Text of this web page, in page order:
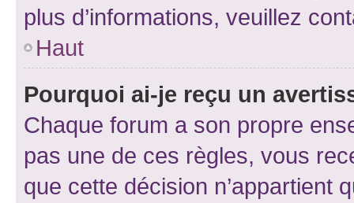
plus d’informations, veuillez
Haut
Pourquoi ai-je reçu un
Chaque forum a son propre
pas une de ces règles, vous
que cette décision n’appartient